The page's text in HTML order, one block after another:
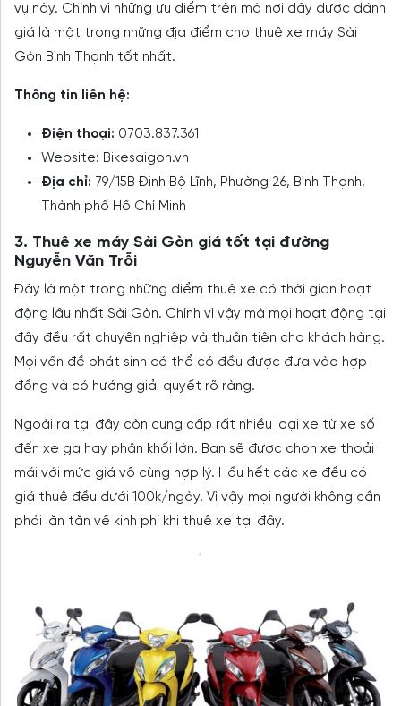
vụ này. Chính vì những ưu điểm trên mà nơi đây được đánh
giá là một trong những địa điểm cho thuê xe máy Sài
Gòn Bình Thạnh tốt nhất.
Thông tin liên hệ:
Điện thoại: 0703.837.361
Website: Bikesaigon.vn
Địa chỉ: 79/15B Đinh Bộ Lĩnh, Phường 26, Bình Thạnh,
Thành phố Hồ Chí Minh
3. Thuê xe máy Sài Gòn giá tốt tại đường
Nguyễn Văn Trỗi
Đây là một trong những điểm thuê xe có thời gian hoạt
động lâu nhất Sài Gòn. Chính vì vậy mà mọi hoạt động tại
đây đều rất chuyên nghiệp và thuận tiện cho khách hàng.
Mọi vấn đề phát sinh có thể có đều được đưa vào hợp
đồng và có hướng giải quyết rõ ràng.
Ngoài ra tại đây còn cung cấp rất nhiều loại xe từ xe số
đến xe ga hay phân khối lớn. Bạn sẽ được chọn xe thoải
mái với mức giá vô cùng hợp lý. Hầu hết các xe đều có
giá thuê đều dưới 100k/ngày. Vì vậy mọi người không cần
phải lăn tăn về kinh phí khi thuê xe tại đây.